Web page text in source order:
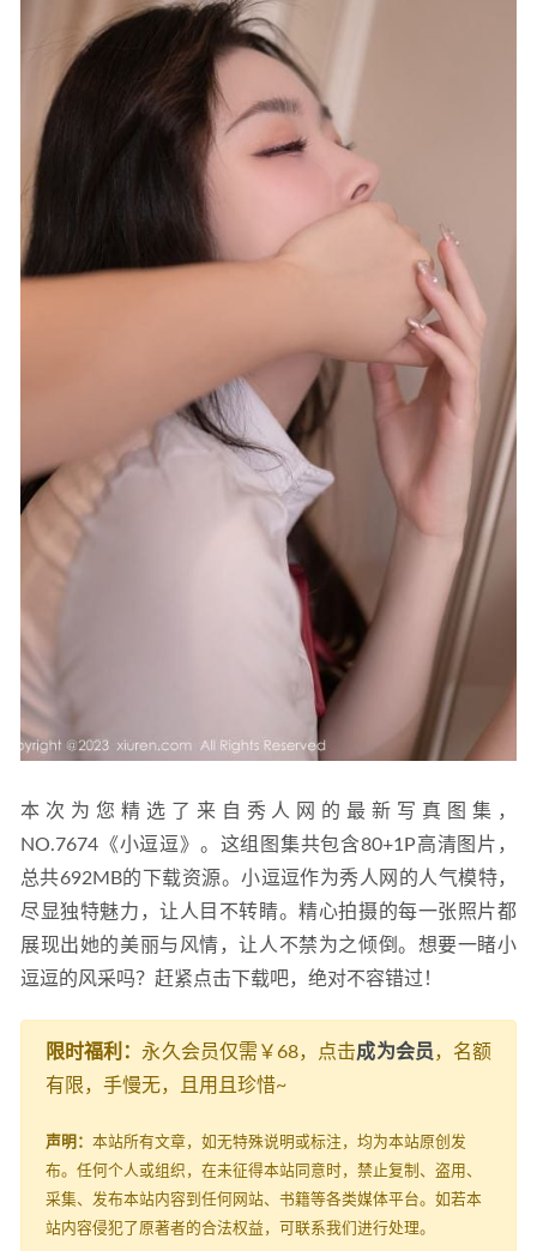
本次为您精选了来自秀人网的最新写真图集，
NO.7674《小逗逗》。这组图集共包含80+1P高清图片，
总共692MB的下载资源。小逗逗作为秀人网的人气模特，
尽显独特魅力，让人目不转睛。精心拍摄的每一张照片都
展现出她的美丽与风情，让人不禁为之倾倒。想要一睹小
逗逗的风采吗？赶紧点击下载吧，绝对不容错过！
限时福利： 永久会员仅需￥68，点击成为会员，名额
有限，手慢无，且用且珍惜~
声明： 本站所有文章，如无特殊说明或标注，均为本站原创发
布。任何个人或组织，在未征得本站同意时，禁止复制、盗用、
采集、发布本站内容到任何网站、书籍等各类媒体平台。如若本
站内容侵犯了原著者的合法权益，可联系我们进行处理。